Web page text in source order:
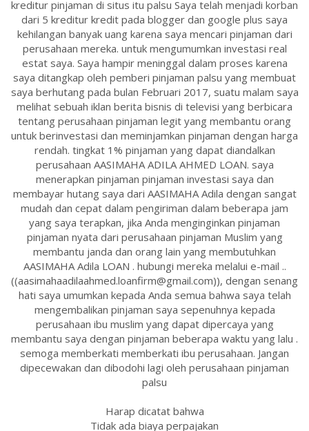
kreditur pinjaman di situs itu palsu Saya telah menjadi korban
dari 5 kreditur kredit pada blogger dan google plus saya
kehilangan banyak uang karena saya mencari pinjaman dari
perusahaan mereka. untuk mengumumkan investasi real
estat saya. Saya hampir meninggal dalam proses karena
saya ditangkap oleh pemberi pinjaman palsu yang membuat
saya berhutang pada bulan Februari 2017, suatu malam saya
melihat sebuah iklan berita bisnis di televisi yang berbicara
tentang perusahaan pinjaman legit yang membantu orang
untuk berinvestasi dan meminjamkan pinjaman dengan harga
rendah. tingkat 1% pinjaman yang dapat diandalkan
perusahaan AASIMAHA ADILA AHMED LOAN. saya
menerapkan pinjaman pinjaman investasi saya dan
membayar hutang saya dari AASIMAHA Adila dengan sangat
mudah dan cepat dalam pengiriman dalam beberapa jam
yang saya terapkan, jika Anda menginginkan pinjaman
pinjaman nyata dari perusahaan pinjaman Muslim yang
membantu janda dan orang lain yang membutuhkan
AASIMAHA Adila LOAN . hubungi mereka melalui e-mail ..
((aasimahaadilaahmed.loanfirm@gmail.com)), dengan senang
hati saya umumkan kepada Anda semua bahwa saya telah
mengembalikan pinjaman saya sepenuhnya kepada
perusahaan ibu muslim yang dapat dipercaya yang
membantu saya dengan pinjaman beberapa waktu yang lalu .
semoga memberkati memberkati ibu perusahaan. Jangan
dipecewakan dan dibodohi lagi oleh perusahaan pinjaman
palsu
Harap dicatat bahwa
Tidak ada biaya perpajakan